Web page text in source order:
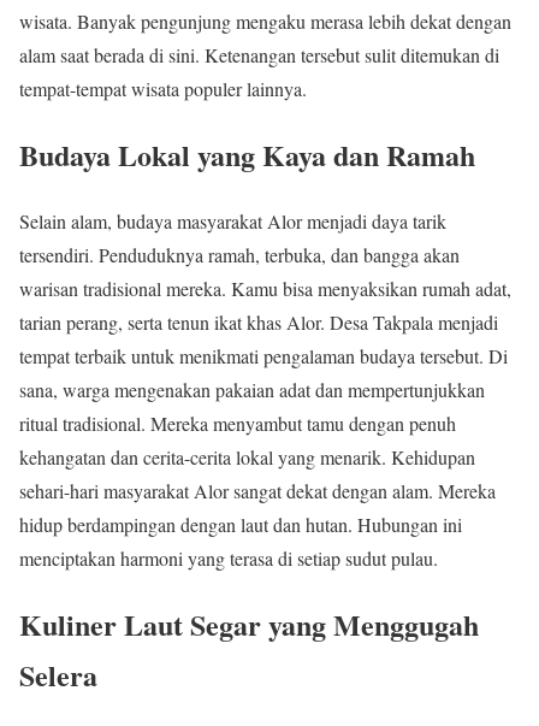
wisata. Banyak pengunjung mengaku merasa lebih dekat dengan
alam saat berada di sini. Ketenangan tersebut sulit ditemukan di
tempat-tempat wisata populer lainnya.
Budaya Lokal yang Kaya dan Ramah
Selain alam, budaya masyarakat Alor menjadi daya tarik
tersendiri. Penduduknya ramah, terbuka, dan bangga akan
warisan tradisional mereka. Kamu bisa menyaksikan rumah adat,
tarian perang, serta tenun ikat khas Alor. Desa Takpala menjadi
tempat terbaik untuk menikmati pengalaman budaya tersebut. Di
sana, warga mengenakan pakaian adat dan mempertunjukkan
ritual tradisional. Mereka menyambut tamu dengan penuh
kehangatan dan cerita-cerita lokal yang menarik. Kehidupan
sehari-hari masyarakat Alor sangat dekat dengan alam. Mereka
hidup berdampingan dengan laut dan hutan. Hubungan ini
menciptakan harmoni yang terasa di setiap sudut pulau.
Kuliner Laut Segar yang Menggugah
Selera